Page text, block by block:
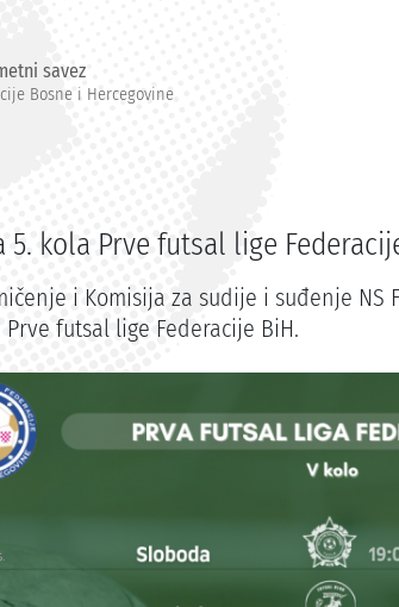
savez
Bosne i Hercegovine
5. kola Prve futsal lige
i Komisija za sudije i suđenje
futsal lige Federacije BiH.